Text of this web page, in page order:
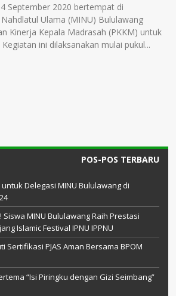
September 2020 bertempat di
Ulama (MINU) Bululawang
Kinerja Kepala Madrasah (PKKM) untuk
ini dilaksanakan mulai pukul...
POS-POS TERBARU
Delegasi MINU Bululawang di
MINU Bululawang Raih Prestasi
Islamic Festival IPNU IPPNU
Sertifikasi PJAS Aman Bersama BPOM
“Isi Piringku dengan Gizi Seimbang”